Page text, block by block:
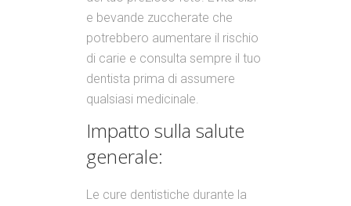
e bevande zuccherate che
potrebbero aumentare il rischio
di carie e consulta sempre il tuo
dentista prima di assumere
qualsiasi medicinale.
Impatto sulla salute
generale:
Le cure dentistiche durante la